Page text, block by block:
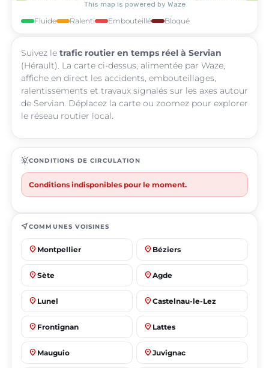
Fluide Ralenti Embouteillé Bloqué
Suivez le trafic routier en temps réel à Servian
(Hérault). La carte ci-dessus, alimentée par Waze,
affiche en direct les accidents, embouteillages,
ralentissements et travaux signalés sur les axes autour
de Servian. Déplacez la carte ou zoomez pour explorer
le réseau routier local.
routineCONDITIONS DE CIRCULATION
Conditions indisponibles pour le moment.
near_meCOMMUNES VOISINES
place Montpellier place Béziers
place Sète place Agde
place Lunel place Castelnau-le-Lez
place Frontignan place Lattes
place Mauguio place Juvignac